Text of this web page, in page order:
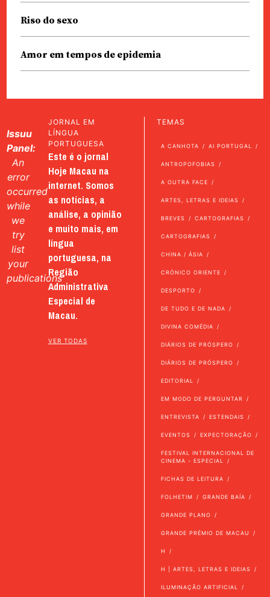
Riso do sexo
Amor em tempos de epidemia
Issuu
Panel:
An
error
occurred
while
we
try
list
your
publications
JORNAL EM
LÍNGUA
PORTUGUESA
Este é o jornal
Hoje Macau na
internet. Somos
as notícias, a
análise, a opinião
e muito mais, em
língua
portuguesa, na
Região
Administrativa
Especial de
Macau.
VER TODAS
TEMAS
A CANHOTA AI PORTUGAL
ANTROPOFOBIAS
A OUTRA FACE
ARTES, LETRAS E IDEIAS
BREVES CARTOGRAFIAS
CARTOGRAFIAS
CHINA / ÁSIA
CRÓNICO ORIENTE
DESPORTO
DE TUDO E DE NADA
DIVINA COMÉDIA
DIÁRIOS DE PRÓSPERO
DIÁRIOS DE PRÓSPERO
EDITORIAL
EM MODO DE PERGUNTAR
ENTREVISTA ESTENDAIS
EVENTOS EXPECTORAÇÃO
FESTIVAL INTERNACIONAL DE
CINEMA - ESPECIAL
FICHAS DE LEITURA
FOLHETIM GRANDE BAÍA
GRANDE PLANO
GRANDE PRÉMIO DE MACAU
H
H | ARTES, LETRAS E IDEIAS
ILUMINAÇÃO ARTIFICIAL